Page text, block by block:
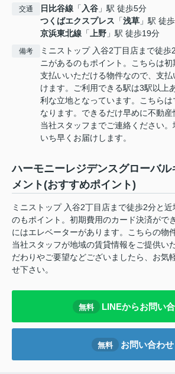
交通 日比谷線 「入谷 」駅 徒歩5分
つくばエクスプレス 「浅草 」駅 徒
京浜東北線 「上野 」駅 徒歩19分
備考
ミニストップ 入谷2丁目店まで徒
ニがあるのもポイント。こちらは
支払いいただける物件なので、支
けます。ご利用できる駅は3駅以上
利な立地となっています。こちら
なります。できるだけ早めに不動
当社スタッフまでご連絡ください
いち早くお届けします。
ハーモニーレジデンスグローバル
メント(おすすめポイント)
ミニストップ 入谷2丁目店まで徒歩2分と
のもポイント。初期費用のカード決済がで
にはエレベーターがあります。こちらの物
当社スタッフが地域の賃貸情報をご提供い
だわりやご要望などございましたら、お気
せ下さい。
無料 LINEからお問い
無料 お問い合わせ